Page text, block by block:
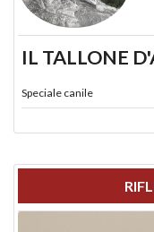
IL TALLONE
Speciale canile